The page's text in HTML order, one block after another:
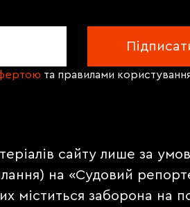
та правилами
сайту лише за
на «Судовий
міститься заборона на